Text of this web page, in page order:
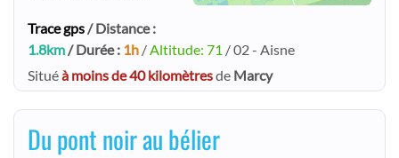
Trace gps/ Distance :
1.8km/ Durée : 1h /Altitude: 71 / 02 - Aisne
Situéà moins de 40 kilomètresde Marcy
Du pont noir au bélier